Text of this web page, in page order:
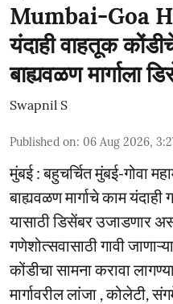
Mumbai-Goa
यंदाही वाहतूक
बाह्यवळण मार्गाला
Swapnil S
Published on: 06 Aug 2026,
मुंबई : बहुचर्चित मुंबई-गोवा
बाह्यवळण मार्गाचे काम यंदाही
यासाठी डिसेंबर उजाडणार
गणेशोत्सवासाठी गावी
कोंडीचा सामना करावा
मार्गावरील लांजा , कोलेटी,